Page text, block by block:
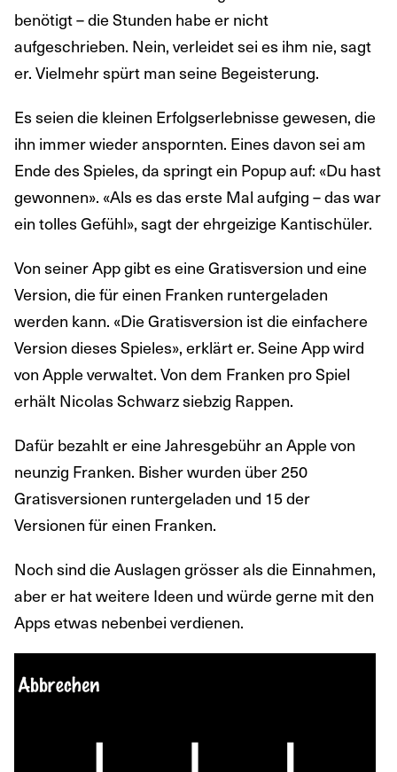
benötigt – die Stunden habe er nicht
aufgeschrieben. Nein, verleidet sei es ihm nie, sagt
er. Vielmehr spürt man seine Begeisterung.
Es seien die kleinen Erfolgserlebnisse gewesen, die
ihn immer wieder anspornten. Eines davon sei am
Ende des Spieles, da springt ein Popup auf: «Du hast
gewonnen». «Als es das erste Mal aufging – das war
ein tolles Gefühl», sagt der ehrgeizige Kantischüler.
Von seiner App gibt es eine Gratisversion und eine
Version, die für einen Franken runtergeladen
werden kann. «Die Gratisversion ist die einfachere
Version dieses Spieles», erklärt er. Seine App wird
von Apple verwaltet. Von dem Franken pro Spiel
erhält Nicolas Schwarz siebzig Rappen.
Dafür bezahlt er eine Jahresgebühr an Apple von
neunzig Franken. Bisher wurden über 250
Gratisversionen runtergeladen und 15 der
Versionen für einen Franken.
Noch sind die Auslagen grösser als die Einnahmen,
aber er hat weitere Ideen und würde gerne mit den
Apps etwas nebenbei verdienen.